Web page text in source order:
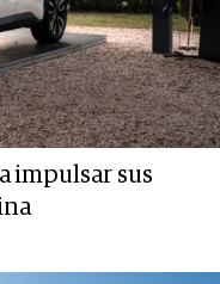
impulsar sus